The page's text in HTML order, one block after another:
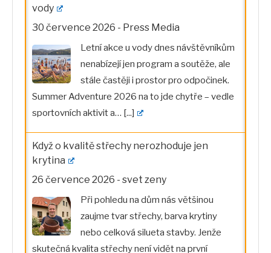
vody
30 července 2026 - Press Media
Letní akce u vody dnes návštěvníkům
nenabízejí jen program a soutěže, ale
stále častěji i prostor pro odpočinek.
Summer Adventure 2026 na to jde chytře – vedle
sportovních aktivit a… [...]
Když o kvalitě střechy nerozhoduje jen
krytina
26 července 2026 - svet zeny
Při pohledu na dům nás většinou
zaujme tvar střechy, barva krytiny
nebo celková silueta stavby. Jenže
skutečná kvalita střechy není vidět na první